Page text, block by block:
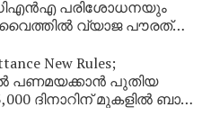
പരിശോധനയും
വ്യാജ പൗരത്വം
New Rules;
പണമയക്കാൻ പുതിയ
ദിനാറിന് മുകളിൽ ബാങ്ക്